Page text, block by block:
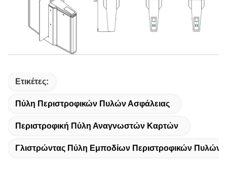
Ετικέτες:
Πύλη Περιστροφικών Πυλών Ασφάλειας
Περιστροφική Πύλη Αναγνωστών Καρτών
Γλιστρώντας Πύλη Εμποδίων Περιστροφικών Πυλών